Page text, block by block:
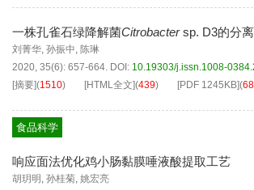
一株孔雀石绿降解菌Citrobactersp. D3的分
刘菁华, 孙振中, 陈琳
2020, 35(6): 657-664. DOI: 10.19303/j.issn.1008-
[摘要](1510) [HTML全文](439) [PDF 1245KB](68
食品科学
响应面法优化鸡小肠黏膜唾液酸提取工艺
胡玥明 , 孙桂菊, 姚宏亮